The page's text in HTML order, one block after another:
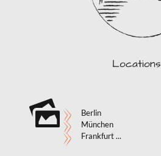
Locations
Berlin
München
Frankfurt ...